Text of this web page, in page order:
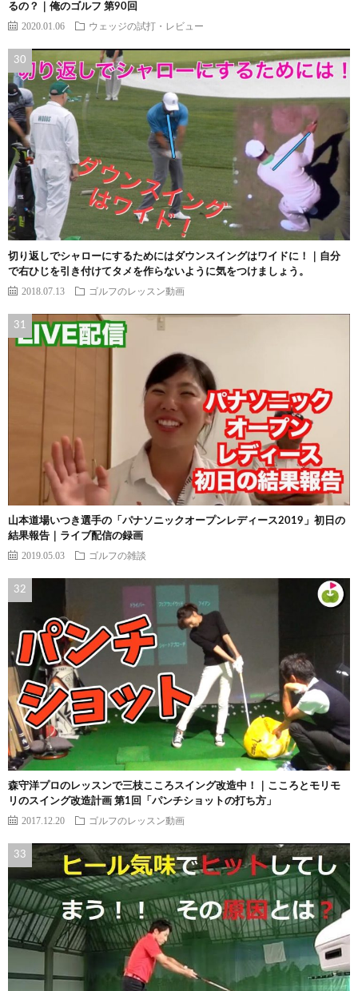
るの？｜俺のゴルフ 第90回
2020.01.06 ウェッジの試打・レビュー
切り返しでシャローにするためにはダウンスイングはワイドに！｜自分
で右ひじを引き付けてタメを作らないように気をつけましょう。
2018.07.13 ゴルフのレッスン動画
山本道場いつき選手の「パナソニックオープンレディース2019」初日の
結果報告｜ライブ配信の録画
2019.05.03 ゴルフの雑談
森守洋プロのレッスンで三枝こころスイング改造中！｜こころとモリモ
リのスイング改造計画 第1回「パンチショットの打ち方」
2017.12.20 ゴルフのレッスン動画